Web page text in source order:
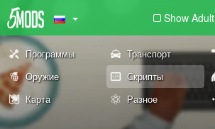
Show Adult
Программы Транспорт
Оружие
Скрипты
Карта
Разное